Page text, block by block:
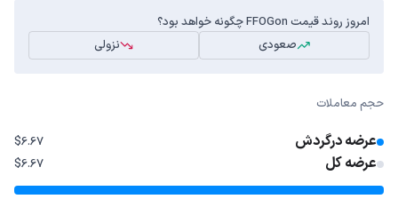
امروز روند قیمت FFOGon چگونه خواهد بود؟
صعودی
نزولی
حجم معاملات
عرضه درگردش $6.67
عرضه کل $6.67